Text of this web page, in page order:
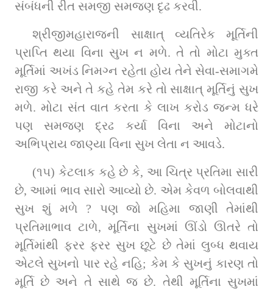
સંબંધની રીત સમજી સમજણ દૃઢ કરવી.
શ્રીજીમહારાજની સાક્ષાત્ વ્યતિરેક મૂર્તિની
પ્રાપ્તિ થયા વિના સુખ ન મળે. તે તો મોટા મુક્ત
મૂર્તિમાં અખંડ નિમગ્ન રહેતા હોય તેને સેવા-સમાગમે
રાજી કરે અને તે કહે તેમ કરે તો સાક્ષાત્ મૂર્તિનું સુખ
મળે. મોટા સંત વાત કરતા કે લાખ કરોડ જન્મ ધરે
પણ સમજણ દ્રઢ કર્યા વિના અને મોટાનો
અભિપ્રાય જાણ્યા વિના સુખ લેતા ન આવડે.
(૧૫) કેટલાક કહે છે કે, આ ચિત્ર પ્રતિમા સારી
છે, આમાં ભાવ સારો આવ્યો છે. એમ કેવળ બોલવાથી
સુખ શું મળે ? પણ જો મહિમા જાણી તેમાંથી
પ્રતિમાભાવ ટાળે, મૂર્તિના સુખમાં ઊંડો ઊતરે તો
મૂર્તિમાંથી ફરર ફરર સુખ છૂટે છે તેમાં લુબ્ધ થવાય
એટલે સુખનો પાર રહે નહિ; કેમ કે સુખનું કારણ તો
મૂર્તિ છે અને તે સાથે જ છે. તેથી મૂર્તિના સુખમાં